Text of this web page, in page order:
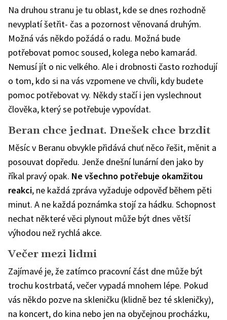
Na druhou stranu je tu oblast, kde se dnes rozhodně
nevyplatí šetřit- čas a pozornost věnovaná druhým.
Možná vás někdo požádá o radu. Možná bude
potřebovat pomoc soused, kolega nebo kamarád.
Nemusí jít o nic velkého. Ale i drobnosti často rozhodují
o tom, kdo si na vás vzpomene ve chvíli, kdy budete
pomoc potřebovat vy. Někdy stačí i jen vyslechnout
člověka, který se potřebuje vypovídat.
Beran chce jednat. Dnešek chce brzdit
Měsíc v Beranu obvykle přidává chuť něco řešit, měnit a
posouvat dopředu. Jenže dnešní lunární den jako by
říkal pravý opak. Ne všechno potřebuje okamžitou
reakci, ne každá zpráva vyžaduje odpověď během pěti
minut. A ne každá poznámka stojí za hádku. Schopnost
nechat některé věci plynout může být dnes větší
výhodou než rychlá akce.
Večer mezi lidmi
Zajímavé je, že zatímco pracovní část dne může být
trochu kostrbatá, večer vypadá mnohem lépe. Pokud
vás někdo pozve na skleničku (klidně bez té skleničky),
na koncert, do kina nebo jen na obyčejnou procházku,